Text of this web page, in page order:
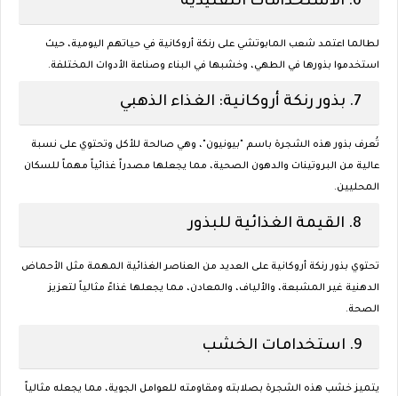
لطالما اعتمد شعب المابوتشي على رنكة أروكانية في حياتهم اليومية، حيث
استخدموا بذورها في الطهي، وخشبها في البناء وصناعة الأدوات المختلفة.
7. بذور رنكة أروكانية: الغذاء الذهبي
تُعرف بذور هذه الشجرة باسم "بيونيون"، وهي صالحة للأكل وتحتوي على نسبة
عالية من البروتينات والدهون الصحية، مما يجعلها مصدراً غذائياً مهماً للسكان
المحليين.
8. القيمة الغذائية للبذور
تحتوي بذور رنكة أروكانية على العديد من العناصر الغذائية المهمة مثل الأحماض
الدهنية غير المشبعة، والألياف، والمعادن، مما يجعلها غذاءً مثالياً لتعزيز
الصحة.
9. استخدامات الخشب
يتميز خشب هذه الشجرة بصلابته ومقاومته للعوامل الجوية، مما يجعله مثالياً